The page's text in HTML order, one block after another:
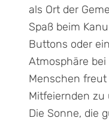
als Ort der
Spaß beim
Buttons oder
Atmosphäre
Menschen
Mitfeiernden zu
Die Sonne, die